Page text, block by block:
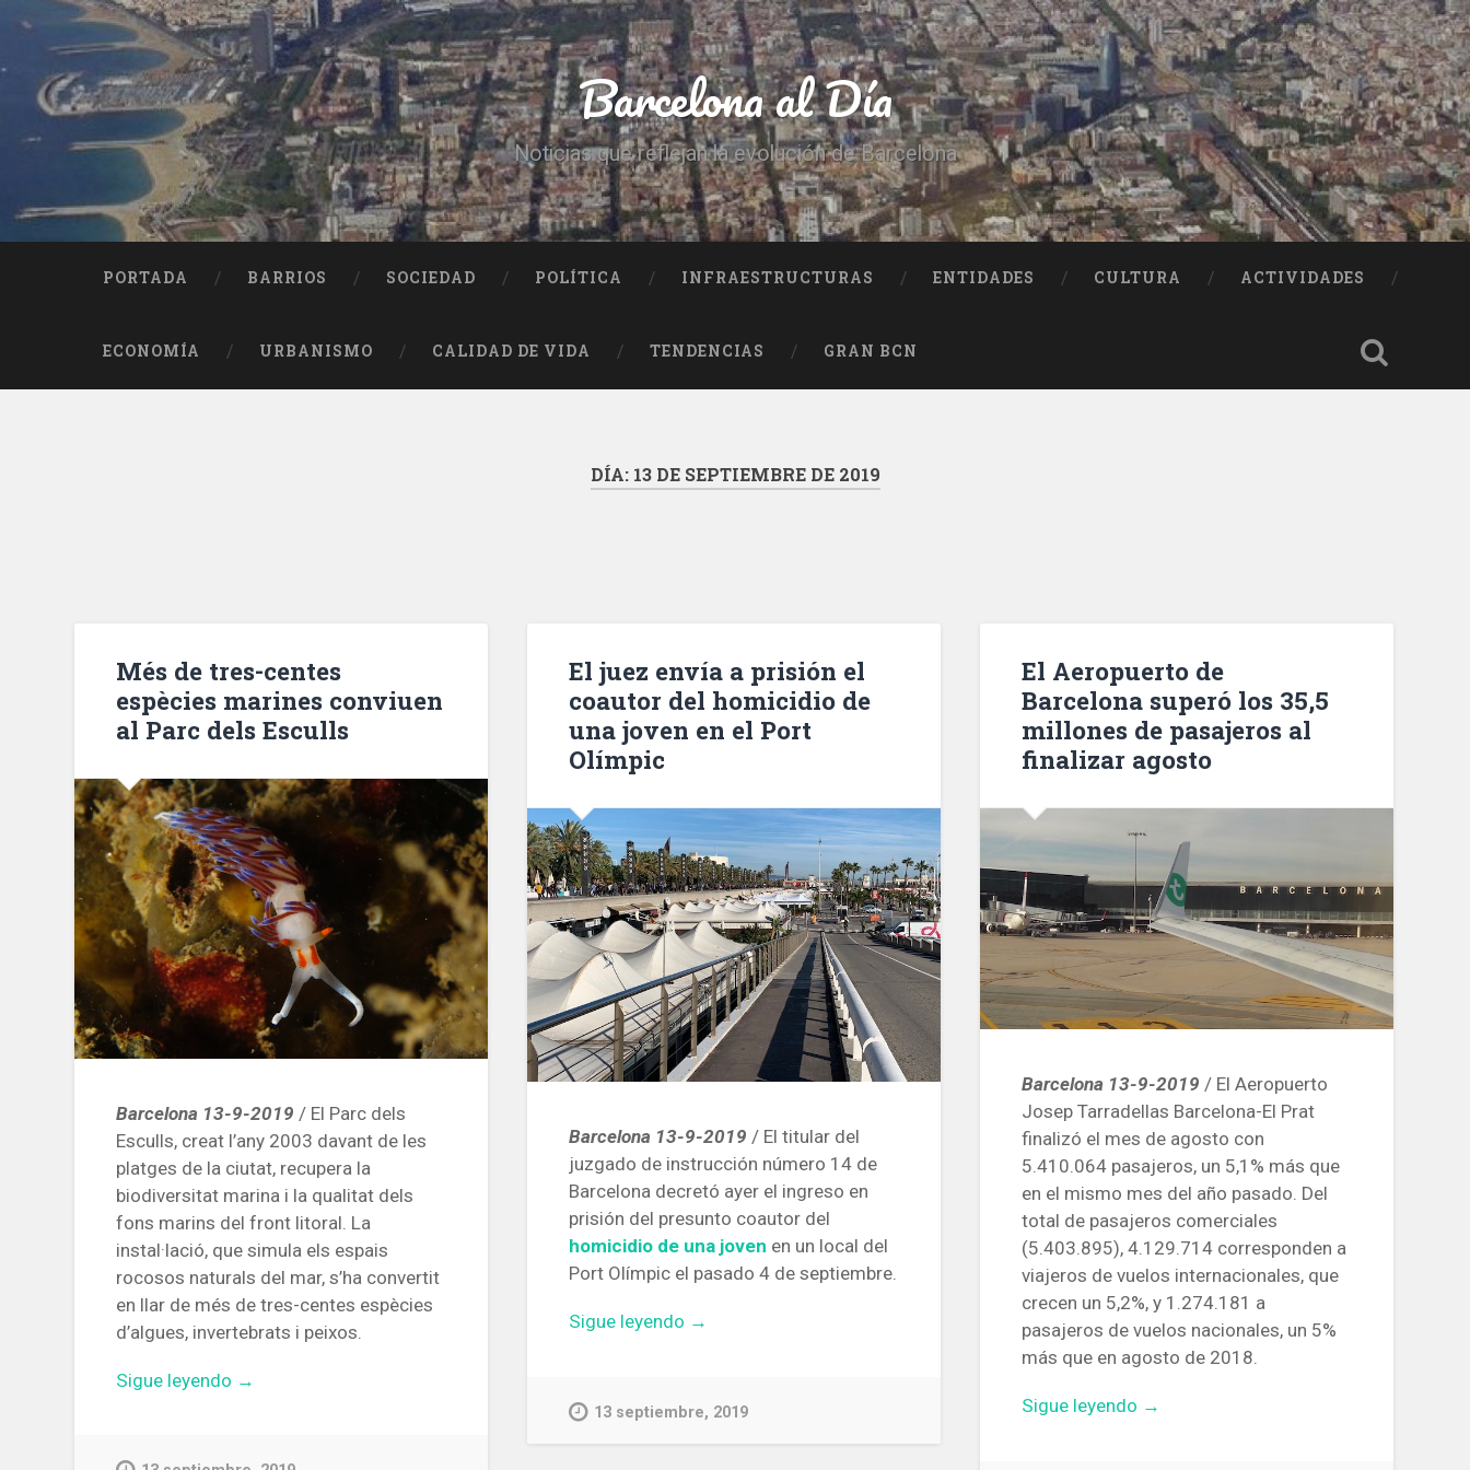
contenido
Buscar
Barcelona al Día
Noticias que reflejan la evolución de Barcelona
PORTADA BARRIOS SOCIEDAD POLÍTICA INFRAESTRUCTURAS ENTIDADES CULTURA ACTIVIDADES
ECONOMÍA URBANISMO CALIDAD DE VIDA TENDENCIAS GRAN BCN
DÍA: 13 DE SEPTIEMBRE DE 2019
Més de tres-centes
espècies marines conviuen
al Parc dels Esculls
Barcelona 13-9-2019 / El Parc dels
Esculls, creat l’any 2003 davant de les
platges de la ciutat, recupera la
biodiversitat marina i la qualitat dels
fons marins del front litoral. La
instal·lació, que simula els espais
rocosos naturals del mar, s’ha convertit
en llar de més de tres-centes espècies
d’algues, invertebrats i peixos.
Sigue leyendo «Més
centes
→
El juez envía a prisión el
coautor del homicidio de
una joven en el Port
Olímpic
Barcelona 13-9-2019 / El titular del
juzgado de instrucción número 14 de
Barcelona decretó ayer el ingreso en
prisión del presunto coautor del
homicidio de una joven en un local del
Port Olímpic el pasado 4 de septiembre.
Sigue leyendo «El
→
13 septiembre, 2019
El Aeropuerto de
Barcelona superó los 35,5
millones de pasajeros al
finalizar agosto
Barcelona 13-9-2019 / El Aeropuerto
Josep Tarradellas Barcelona-El Prat
finalizó el mes de agosto con
5.410.064 pasajeros, un 5,1% más que
en el mismo mes del año pasado. Del
total de pasajeros comerciales
(5.403.895), 4.129.714 corresponden a
viajeros de vuelos internacionales, que
crecen un 5,2%, y 1.274.181 a
pasajeros de vuelos nacionales, un 5%
más que en agosto de 2018.
Sigue leyendo «El
→